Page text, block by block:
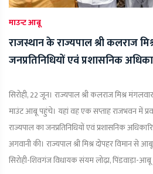
माउन्ट आबू
राजस्थान के राज्यपाल श्री कलराज
जनप्रतिनिधियों एवं प्रशासनिक
सिरोही, 22 जून। राज्यपाल श्री कलराज मिश्र
माउंट आबू पहुंचे। यहां वह एक सप्ताह राजभवन में
राज्यपाल का जनप्रतिनिधियों एवं प्रशासनिक
अगवानी की। राज्यपाल श्री मिश्र दोपहर विमान से
सिरोही-शिवगंज विधायक संयम लोढ़ा, पिंडवाड़ा-आबू